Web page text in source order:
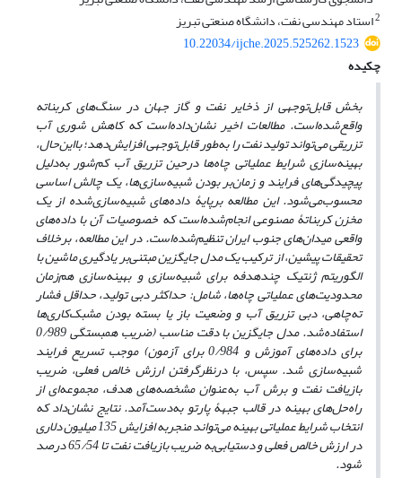
2استاد مهندسی نفت، دانشگاه صنعتی تبریز
10.22034/ijche.2025.525262.1523
چکیده
بخش قابل‌توجهی از ذخایر نفت و گاز جهان در سنگ‌های کربناته
واقع‌شده‌است. مطالعات اخیر نشان‌داده‌است که کاهش شوری آب
تزریقی می‌تواند تولید نفت را به‌طور قابل‌توجهی افزایش‌دهد؛ بااین‌حال،
بهینه‌سازی شرایط عملیاتی چاه‌ها درحین تزریق آب کم‌شور به‌دلیل
پیچیدگی‌های فرایند و زمان‌بر بودن شبیه‌سازی‌ها، یک چالش اساسی
محسوب‌می‌شود. این مطالعه برپایۀ داده‌های شبیه‌سازی‌شده از یک
مخزن کربناتۀ مصنوعی انجام‌شده‌است که خصوصیات آن با داده‌های
واقعی میدان‌های جنوب ایران تنظیم‌شده‌است. در این مطالعه، برخلاف
تحقیقات پیشین، از ترکیب یک مدل جایگزین مبتنی‌بر یادگیری ماشین با
الگوریتم ژنتیک چندهدفه برای شبیه‌سازی و بهینه‌سازی هم‌زمان
محدودیت‌های عملیاتی چاه‌ها، شامل: حداکثر دبی تولید، حداقل فشار
ته‌چاهی، دبی تزریق آب و وضعیت باز یا بسته بودن مشبک‌کاری‌ها
استفاده‌شد. مدل جایگزین با دقت مناسب (ضریب همبستگی 0/989
برای داده‌های آموزش و 0/984 برای آزمون) موجب تسریع فرایند
شبیه‌سازی شد. سپس، با درنظرگرفتن ارزش خالص فعلی، ضریب
بازیافت نفت و برش آب به‌عنوان مشخصه‌‌های هدف، مجموعه‌ای از
راه‌حل‌های بهینه در قالب جبهۀ پارتو به‌دست‌آمد. نتایج نشان‌داد که
انتخاب شرایط عملیاتی بهینه می‌تواند منجربه افزایش 135 میلیون دلاری
در ارزش خالص فعلی و دستیابی‌به ضریب بازیافت نفت تا 65/54 درصد
شود.